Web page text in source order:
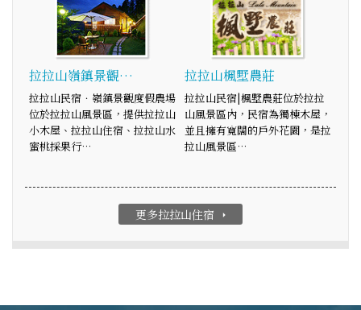
拉拉山嶺鎮景觀…
拉拉山民宿．嶺鎮景觀度假農場
位於拉拉山風景區，提供拉拉山
小木屋、拉拉山住宿、拉拉山水
蜜桃採果行…
拉拉山楓墅農莊
拉拉山民宿|楓墅農莊位於拉拉
山風景區內，民宿為獨棟木屋，
並且擁有寬闊的戶外花園，是拉
拉山風景區…
更多拉拉山住宿 arrow_right